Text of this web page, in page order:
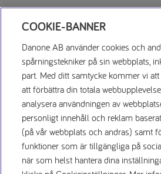
Заявление о конфиденциаль
Условия использования
Политика использования файлов cookie
COOKIE-BANNER
Danone AB använder cookies och
spårningstekniker på sin webbplats,
part. Med ditt samtycke kommer vi
att förbättra din totala
analysera användningen av
personligt innehåll och reklam
(på vår webbplats och andras) samt
funktioner som är tillgängliga på
när som helst hantera dina